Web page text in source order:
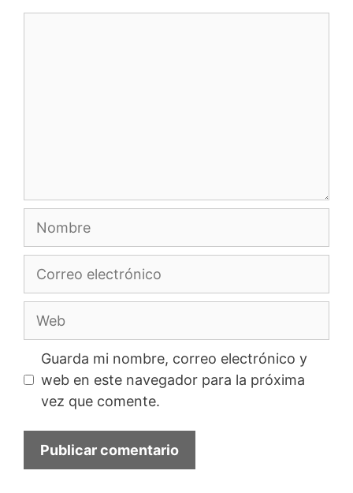
Nombre
Correo
Web
Guarda mi nombre, correo electrónico y
web en este navegador para la próxima
vez que comente.